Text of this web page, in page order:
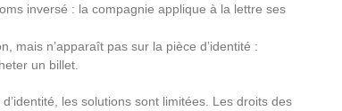
inversé : la compagnie applique à la lettre ses
mais n’apparaît pas sur la pièce d’identité :
un billet.
les solutions sont limitées. Les droits des